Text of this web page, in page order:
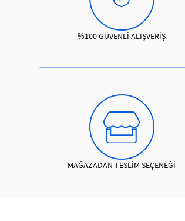
%100 GÜVENLİ ALIŞVERİŞ
MAĞAZADAN TESLİM SEÇENEĞİ